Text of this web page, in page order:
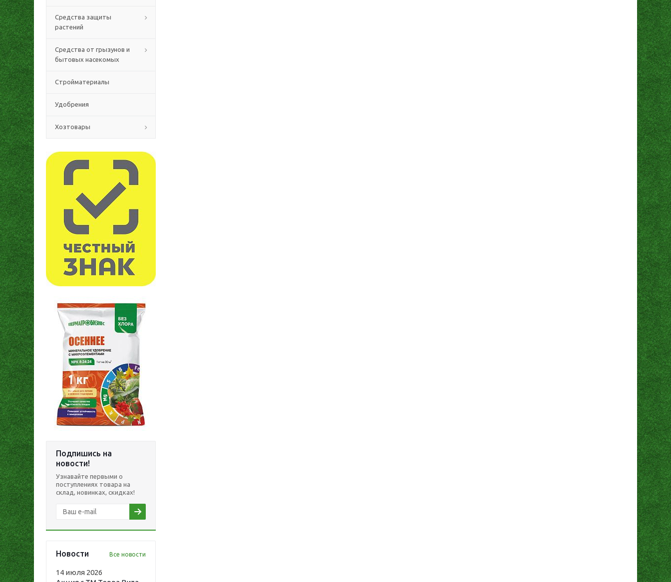
Средства защиты
растений
Средства от грызунов и
бытовых насекомых
Стройматериалы
Удобрения
Хозтовары
Подпишись на
новости!
Узнавайте первыми о
поступлениях товара на
склад, новинках, скидках!
Новости Все новости
14 июля 2026